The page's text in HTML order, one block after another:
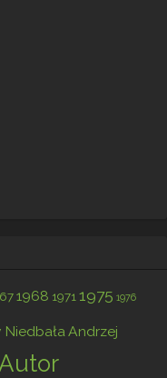
1968 1971 1975 1976
Andrzej